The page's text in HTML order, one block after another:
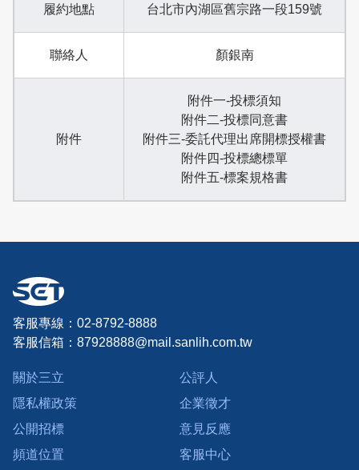
履約地點 台北市內湖區舊宗路一段159號
聯絡人 顏銀南
附件
附件一-投標須知
附件二-投標同意書
附件三-委託代理出席開標授權書
附件四-投標總標單
附件五-標案規格書
客服專線：02-8792-8888
客服信箱： 87928888@mail.sanlih.com.tw
關於三立
隱私權政策
公開招標
頻道位置
公評人
企業徵才
意見反應
客服中心